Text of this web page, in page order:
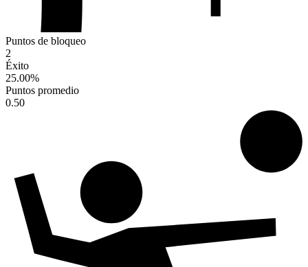
Puntos de bloqueo
2
Éxito
25.00%
Puntos promedio
0.50